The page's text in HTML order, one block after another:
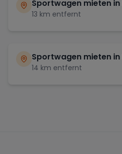
Sportwagen mieten in
13 km entfernt
Sportwagen mieten in
14 km entfernt